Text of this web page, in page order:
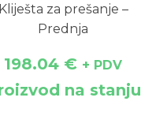
Kliješta za prešanje –
Prednja
198.04 € + PDV
na stanju